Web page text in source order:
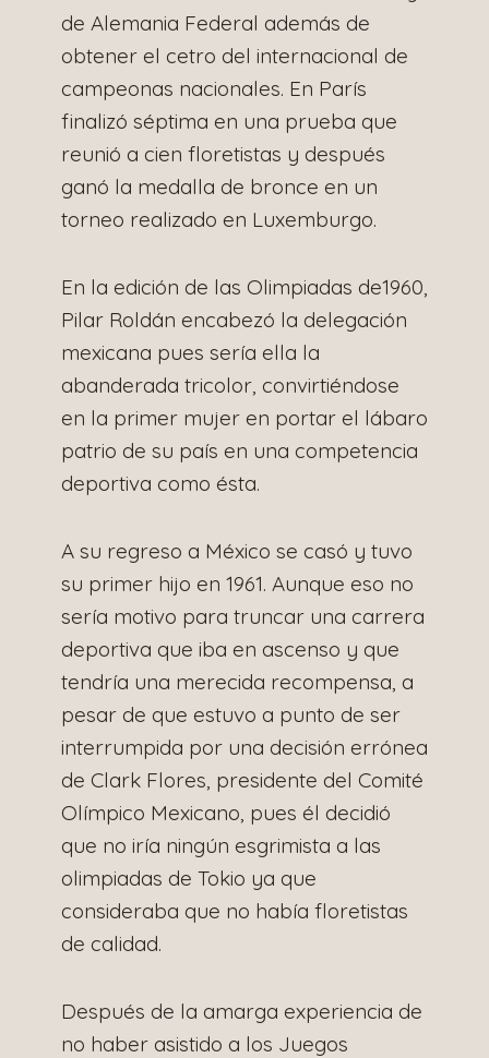
de Alemania Federal además de
obtener el cetro del internacional de
campeonas nacionales. En París
finalizó séptima en una prueba que
reunió a cien floretistas y después
ganó la medalla de bronce en un
torneo realizado en Luxemburgo.
En la edición de las Olimpiadas de1960,
Pilar Roldán encabezó la delegación
mexicana pues sería ella la
abanderada tricolor, convirtiéndose
en la primer mujer en portar el lábaro
patrio de su país en una competencia
deportiva como ésta.
A su regreso a México se casó y tuvo
su primer hijo en 1961. Aunque eso no
sería motivo para truncar una carrera
deportiva que iba en ascenso y que
tendría una merecida recompensa, a
pesar de que estuvo a punto de ser
interrumpida por una decisión errónea
de Clark Flores, presidente del Comité
Olímpico Mexicano, pues él decidió
que no iría ningún esgrimista a las
olimpiadas de Tokio ya que
consideraba que no había floretistas
de calidad.
Después de la amarga experiencia de
no haber asistido a los Juegos